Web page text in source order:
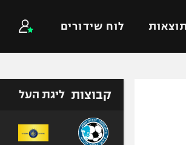
תוצאות לוח שידורים
כדורסל עולמי ענפים נוספים
כדוריד
קבוצות ליגת העל